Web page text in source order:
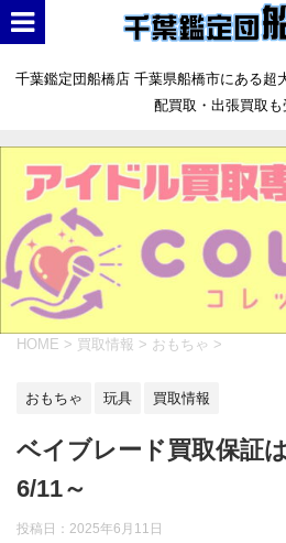
千葉鑑定団船橋店 千葉県船橋市にある
配買取・出張買取も
HOME > 買取情報 > おもちゃ >
おもちゃ 玩具 買取情報
ベイブレード買取保証
6/11～
投稿日： 2025年6月11日